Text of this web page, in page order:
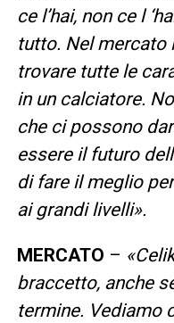
ce l’hai, non ce l
tutto. Nel mercato
trovare tutte le
in un calciatore.
che ci possono
essere il futuro
di fare il meglio
ai grandi livelli».
MERCATO –
braccetto, anche
termine. Vediamo